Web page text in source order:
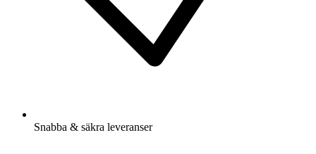
Snabba & säkra leveranser